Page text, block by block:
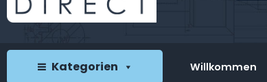
Kategorien Willkommen